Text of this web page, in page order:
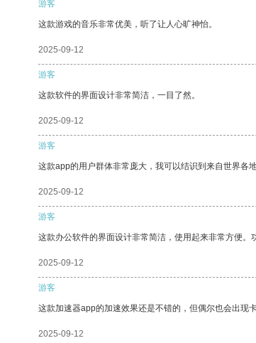
游客
这款游戏的音乐非常优美，听了让人心旷神怡。
2025-09-12
游客
这款软件的界面设计非常简洁，一目了然。
2025-09-12
游客
这款app的用户群体非常庞大，我可以结识到来自世界各地
2025-09-12
游客
这款办公软件的界面设计非常简洁，使用起来非常方便。
2025-09-12
游客
这款加速器app的加速效果还是不错的，但偶尔也会出现
2025-09-12